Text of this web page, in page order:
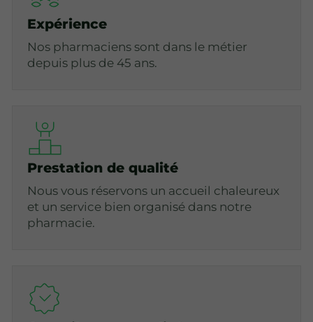
Expérience
Nos pharmaciens sont dans le métier
depuis plus de 45 ans.
Prestation de qualité
Nous vous réservons un accueil chaleureux
et un service bien organisé dans notre
pharmacie.